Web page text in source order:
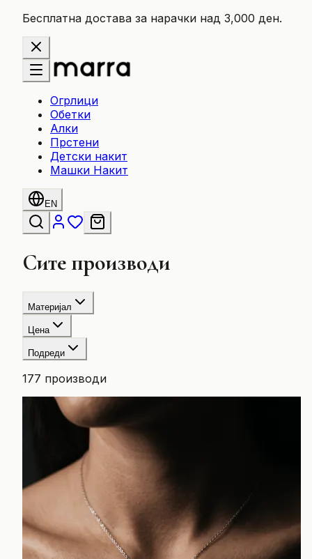
Бесплатна достава за нарачки над 3,000 ден.
Огрлици
Обетки
Алки
Прстени
Детски накит
Машки Накит
EN
Сите производи
Материјал
Цена
Подреди
177 производи